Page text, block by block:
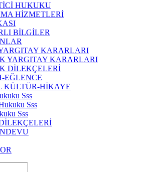
HUKUKU
HİZMETLERİ
BİLGİLER
KARARLARI
YARGITAY KARARLARI
DİLEKÇELERİ
EĞLENCE
KÜLTÜR-HİKAYE
Sss
Sss
Sss